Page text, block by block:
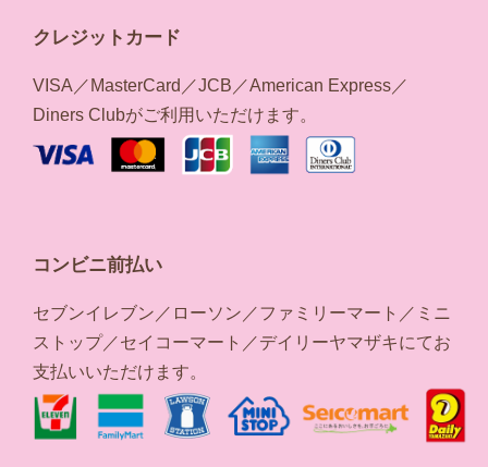
クレジットカード
VISA／MasterCard／JCB／American Express／
Diners Clubがご利用いただけます。
コンビニ前払い
セブンイレブン／ローソン／ファミリーマート／ミニ
ストップ／セイコーマート／デイリーヤマザキにてお
支払いいただけます。